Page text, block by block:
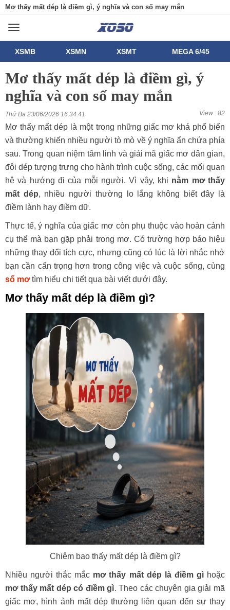
Mơ thấy mất dép là điềm gì, ý nghĩa và con số may mắn
Toggle
XSMB XSMN XSMT MEGA 6/45
Mơ thấy mất dép là điềm gì, ý
nghĩa và con số may mắn
Thứ Ba 23/06/2026 16:34:41 View : 82
Mơ thấy mất dép là một trong những giấc mơ khá phổ biến
và thường khiến nhiều người tò mò về ý nghĩa ẩn chứa phía
sau. Trong quan niệm tâm linh và giải mã giấc mơ dân gian,
đôi dép tượng trưng cho hành trình cuộc sống, các mối quan
hệ và hướng đi của mỗi người. Vì vậy, khi nằm mơ thấy
mất dép, nhiều người thường lo lắng không biết đây là
điềm lành hay điềm dữ.
Thực tế, ý nghĩa của giấc mơ còn phụ thuộc vào hoàn cảnh
cụ thể mà bạn gặp phải trong mơ. Có trường hợp báo hiệu
những thay đổi tích cực, nhưng cũng có lúc là lời nhắc nhở
bạn cần cẩn trọng hơn trong công việc và cuộc sống, cùng
sổ mơtìm hiểu chi tiết qua bài viết dưới đây.
Mơ thấy mất dép là điềm gì?
Chiêm bao thấy mất dép là điềm gì?
Nhiều người thắc mắc mơ thấy mất dép là điềm gìhoặc
mơ thấy mất dép có điềm gì. Theo các chuyên gia giải mã
giấc mơ, hình ảnh mất dép thường liên quan đến sự thay